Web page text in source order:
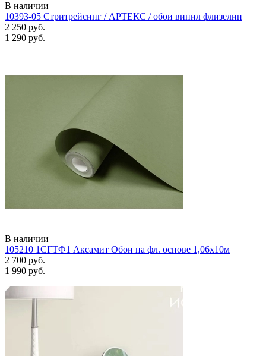
В наличии
10393-05 Стритрейсинг / АРТЕКС / обои винил флизелин
2 250 руб.
1 290 руб.
В наличии
105210 1СГТФ1 Аксамит Обои на фл. основе 1,06х10м
2 700 руб.
1 990 руб.